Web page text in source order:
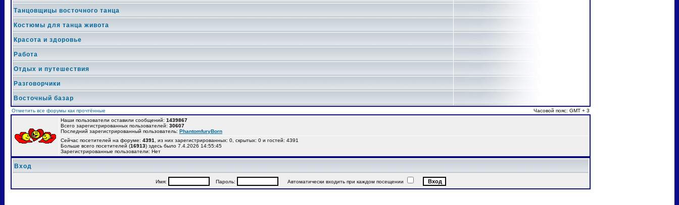
Танцовщицы восточного танца
Костюмы для танца живота
Красота и здоровье
Работа
Отдых и путешествия
Разговорчики
Восточный базар
Отметить все форумы как прочтённые
Часовой пояс: GMT + 3
Наши пользователи оставили сообщений: 1439867
Всего зарегистрированных пользователей: 30607
Последний зарегистрированный пользователь: PhantomfuryBorn
Сейчас посетителей на форуме: 4391
, из них зарегистрированных: 0, скрытых: 0 и гостей: 4391
Больше всего посетителей (16913) здесь было 7.4.2026 14:55:45
Зарегистрированные пользователи: Нет
Вход
Имя: Пароль: Автоматически входить при каждом посещении